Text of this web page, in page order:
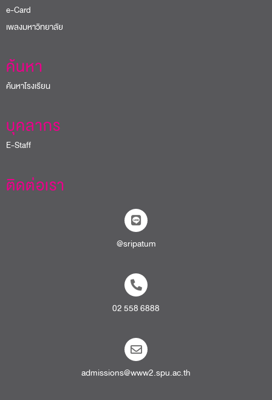
e-Card
เพลงมหาวิทยาลัย
ค้นหา
ค้นหาโรงเรียน
บุคลากร
E-Staff
ติดต่อเรา
@sripatum
02 558 6888
admissions@www2.spu.ac.th